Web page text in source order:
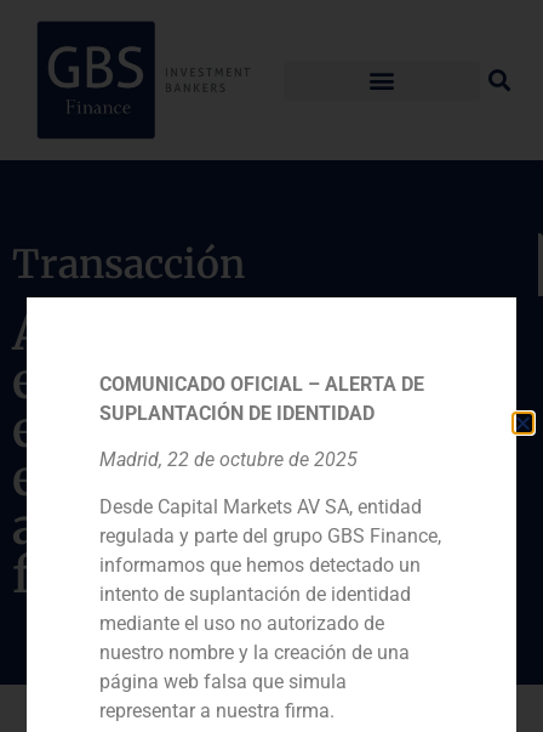
Transacción
Asesor financiero de
elZinc en su primera
emisión de bonos en
el mercado
alternativo de renta
fija
COMUNICADO OFICIAL – ALERTA DE
SUPLANTACIÓN DE IDENTIDAD
Madrid, 22 de octubre de 2025
Desde Capital Markets AV SA, entidad
regulada y parte del grupo GBS Finance,
informamos que hemos detectado un
intento de suplantación de identidad
mediante el uso no autorizado de
nuestro nombre y la creación de una
página web falsa que simula
representar a nuestra firma.